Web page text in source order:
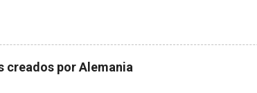
ataca las células sanas y estas vacunas
probando en pacientes, hacen que las defensas
al identificarlos por sus errores genéticos. Exámenes
Un simple análisis de sangre permitirá a los
creados por Alemania